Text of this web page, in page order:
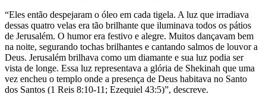
“Eles então despejaram o óleo em cada tigela. A luz que irradiava
dessas quatro velas era tão brilhante que iluminava todos os pátios
de Jerusalém. O humor era festivo e alegre. Muitos dançavam bem
na noite, segurando tochas brilhantes e cantando salmos de louvor a
Deus. Jerusalém brilhava como um diamante e sua luz podia ser
vista de longe. Essa luz representava a glória de Shekinah que uma
vez encheu o templo onde a presença de Deus habitava no Santo
dos Santos (1 Reis 8:10-11; Ezequiel 43:5)”, descreve.